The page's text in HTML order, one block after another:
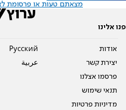
מצאתם טעות או פרסומת לא
פנו אלינו
אודות
יצירת קשר
פרסמו אצלנו
תנאי שימוש
מדיניות פרטיות
Pусский
عربية